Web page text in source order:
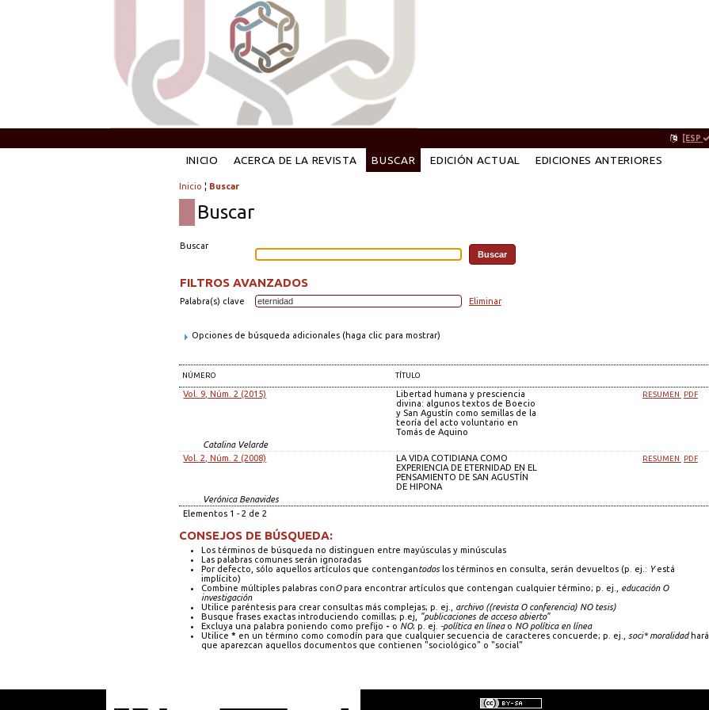
[ESP
INICIO ACERCA DE LA REVISTA BUSCAR EDICIÓN ACTUAL EDICIONES ANTERIORES
Inicio ¦ Buscar
Buscar
Buscar
FILTROS AVANZADOS
Palabra(s) clave Eliminar
Opciones de búsqueda adicionales (haga clic para mostrar)
NÚMERO TÍTULO
Vol. 9, Núm. 2 (2015)
Libertad humana y presciencia
divina: algunos textos de Boecio
y San Agustín como semillas de la
teoría del acto voluntario en
Tomás de Aquino
RESUMEN PDF
Catalina Velarde
Vol. 2, Núm. 2 (2008)
LA VIDA COTIDIANA COMO
EXPERIENCIA DE ETERNIDAD EN EL
PENSAMIENTO DE SAN AGUSTÍN
DE HIPONA
RESUMEN PDF
Verónica Benavides
Elementos 1 - 2 de 2
CONSEJOS DE BÚSQUEDA:
Los términos de búsqueda no distinguen entre mayúsculas y minúsculas
Las palabras comunes serán ignoradas
Por defecto, sólo aquellos artículos que contengantodoslos términos en consulta, serán devueltos (p. ej.: Yestá
implícito)
Combine múltiples palabras conOpara encontrar artículos que contengan cualquier término; p. ej.,
educación O
investigación
Utilice paréntesis para crear consultas más complejas; p. ej.,
archivo ((revista O conferencia) NO tesis)
Busque frases exactas introduciendo comillas; p.ej,
"publicaciones de acceso abierto"
Excluya una palabra poniendo como prefijo - o NO; p. ej. -política en líneao NO política en línea
Utilice * en un término como comodín para que cualquier secuencia de caracteres concuerde; p. ej., soci* moralidadhará
que aparezcan aquellos documentos que contienen "sociológico" o "social"